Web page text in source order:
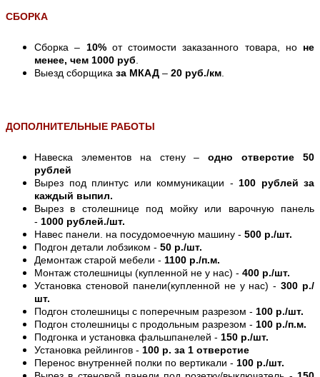
СБОРКА
Сборка – 10%от стоимости заказанного товара, но не
менее, чем 1000 руб
Выезд сборщика за МКАД – 20 руб./км
ДОПОЛНИТЕЛЬНЫЕ РАБОТЫ
Навеска элементов на стену –одно отверстие 50
рублей
Вырез под плинтус или коммуникации - 100 рублей за
каждый выпил.
Вырез в столешнице под мойку или варочную панель
- 1000 рублей./шт.
Навес панели. на посудомоечную машину - 500 р./шт.
Подгон детали лобзиком - 50 р./шт.
Демонтаж старой мебели - 1100 р./п.м.
Монтаж столешницы (купленной не у нас) - 400 р./шт.
Установка стеновой панели(купленной не у нас) -300 р./
шт.
Подгон столешницы с поперечным разрезом - 100 р./шт.
Подгон столешницы с продольным разрезом - 100 р./п.м.
Подгонка и установка фальшпанелей - 150 р./шт.
Установка рейлингов - 100 р. за 1 отверстие
Перенос внутренней полки по вертикали - 100 р./шт.